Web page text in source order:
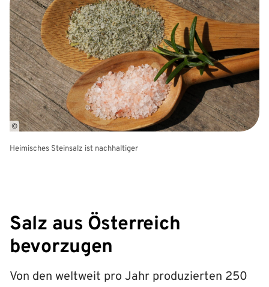
©
Heimisches Steinsalz ist nachhaltiger
Salz aus Österreich
bevorzugen
Von den weltweit pro Jahr produzierten 250